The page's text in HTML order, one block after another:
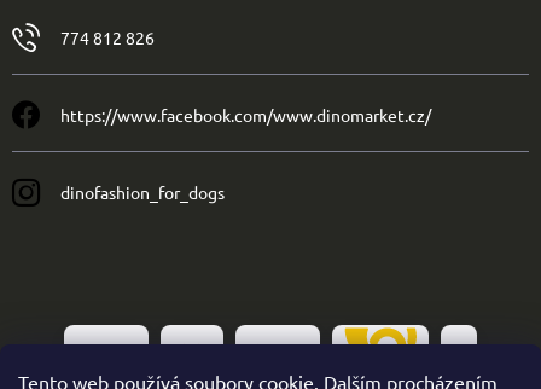
Tento web používá soubory cookie. Dalším procházením
774 812 826
https://www.facebook.com/www.dinomarket.cz/
dinofashion_for_dogs